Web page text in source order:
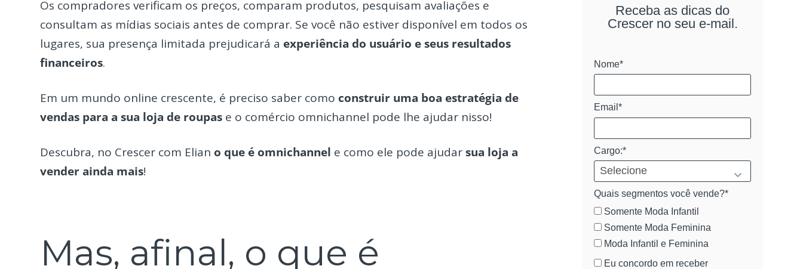
Os compradores verificam os preços, comparam produtos, pesquisam avaliações e
consultam as mídias sociais antes de comprar. Se você não estiver disponível em todos os
lugares, sua presença limitada prejudicará a experiência do usuário e seus resultados
financeiros.
Em um mundo online crescente, é preciso saber como construir uma boa estratégia de
vendas para a sua loja de roupas e o comércio omnichannel pode lhe ajudar nisso!
Descubra, no Crescer com Elian o que é omnichannel e como ele pode ajudarsua loja a
vender ainda mais!
Mas, afinal, o que é
Receba as dicas do
Crescer no seu e-mail.
Nome*
Email*
Cargo:*
Quais segmentos você vende?*
Somente Moda Infantil
Somente Moda Feminina
Moda Infantil e Feminina
Eu concordo em receber